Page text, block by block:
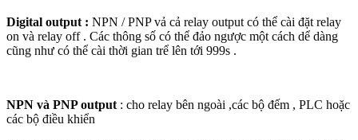
Digital output : NPN / PNP vả cả relay output có thể cài đặt relay
on và relay off . Các thông số có thể đảo ngược một cách dể dàng
cũng như có thể cài thời gian trể lên tới 999s .
NPN và PNP output : cho relay bên ngoài ,các bộ đếm , PLC hoặc
các bộ điều khiển